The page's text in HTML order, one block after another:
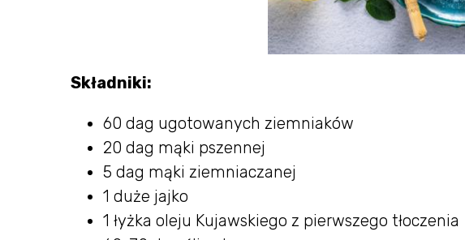
Składniki:
60 dag ugotowanych ziemniaków
20 dag mąki pszennej
5 dag mąki ziemniaczanej
1 duże jajko
1 łyżka oleju Kujawskiego z pierwszego tłoczenia